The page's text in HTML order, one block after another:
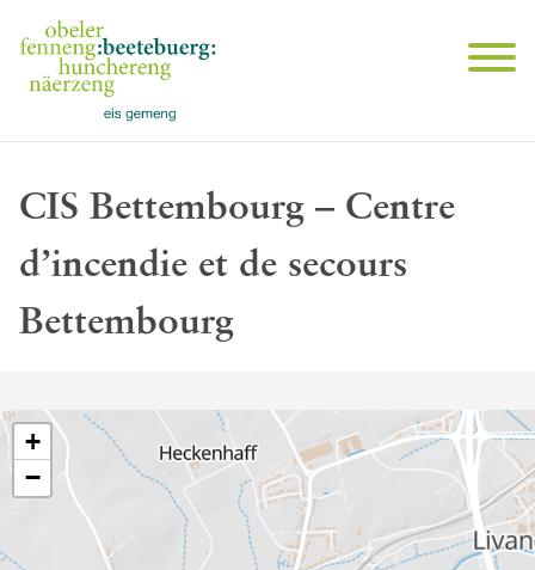
CIS Bettembourg – Centre
d’incendie et de secours
Bettembourg
+
−